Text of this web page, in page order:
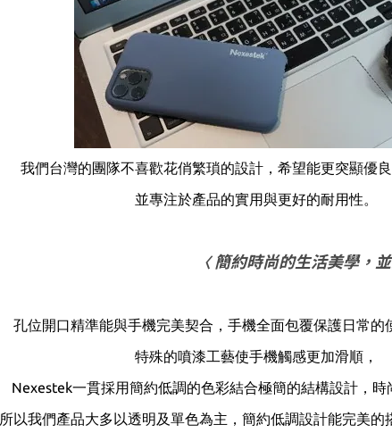
我們台灣的團隊不喜歡花俏繁瑣的設計，希望能更突顯優良
並專注於產品的實用與更好的耐用性。
〈簡約時尚的生活美學，
孔位開口精準能與手機完美契合， 手機全面包覆保護日常的
特殊的噴漆工藝使手機觸感更加滑順，
Nexestek一貫採用簡約低調的色彩結合極簡的結構設計， 時
所以我們產品大多以透明及單色為主， 簡約低調設計能完美的